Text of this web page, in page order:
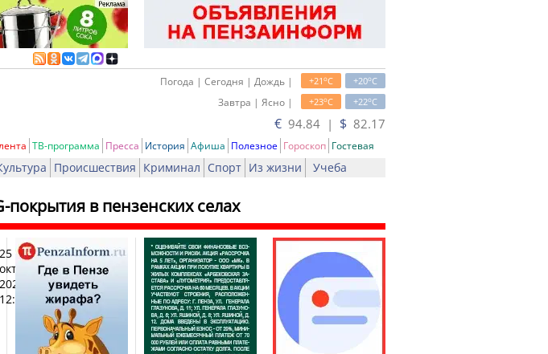
+20oC
+21oC
Погода | Сегодня | Дождь |
+22oC
+23oC
Завтра | Ясно |
€ 94.84 | $ 82.17
ТВ-программа Пресса История Афиша Полезное Гороскоп Гостевая
Происшествия Криминал Спорт Из жизни Учеба
в пензенских селах
25
октября
2024,
12:45
Печать